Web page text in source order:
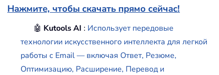
Нажмите, чтобы скачать прямо сейчас!
🤖 Kutools AI : Использует передовые
технологии искусственного интеллекта для легкой
работы с Email — включая Ответ, Резюме,
Оптимизацию, Расширение, Перевод и